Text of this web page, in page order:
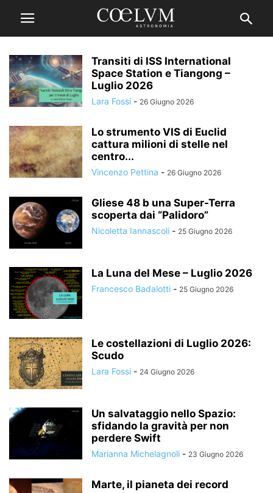
Transiti di ISS International
Space Station e Tiangong –
Luglio 2026
Lara Fossi - 26 Giugno 2026
Lo strumento VIS di Euclid
cattura milioni di stelle nel
centro...
Vincenzo Pettina - 26 Giugno 2026
Gliese 48 b una Super-Terra
scoperta dai “Palidoro”
Nicoletta Iannascoli - 25 Giugno 2026
La Luna del Mese – Luglio 2026
Francesco Badalotti - 25 Giugno 2026
Le costellazioni di Luglio 2026:
Scudo
Lara Fossi - 24 Giugno 2026
Un salvataggio nello Spazio:
sfidando la gravità per non
perdere Swift
Marianna Michelagnoli - 23 Giugno 2026
Marte, il pianeta dei record